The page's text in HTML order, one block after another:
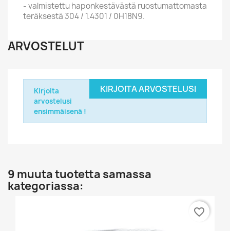
- valmistettu haponkestävästä ruostumattomasta
teräksestä 304 / 1.4301 / 0H18N9.
ARVOSTELUT
KIRJOITA ARVOSTELUSI
Kirjoita
arvostelusi
ensimmäisenä !
9 muuta tuotetta samassa
kategoriassa:
favorite_border